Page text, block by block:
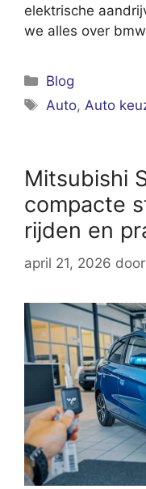
elektrische
we alles over
Categorieën
Blog
Tags
Auto,Auto
Mitsubishi
compacte
rijden en
april 21, 2026 door